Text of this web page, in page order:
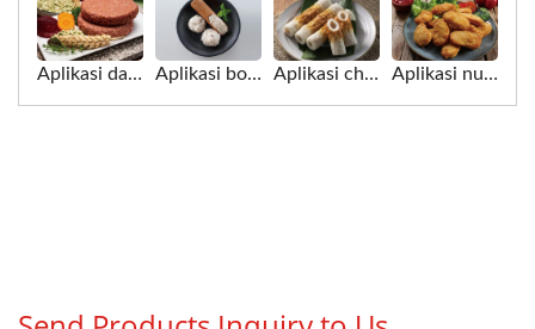
Aplikasi daging nabati untuk mesin Multi forming Aplikasi bola cumi untuk mesin Multi forming Aplikasi chikuwa untuk mesin Multi forming Aplikasi nugget ayam untuk mesin Multi forming